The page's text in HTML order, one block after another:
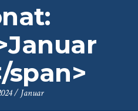
span>
/Januar